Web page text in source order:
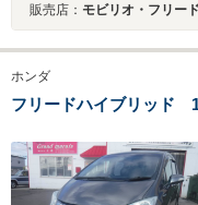
販売店： モビリオ・フリー
ホンダ
フリードハイブリッド